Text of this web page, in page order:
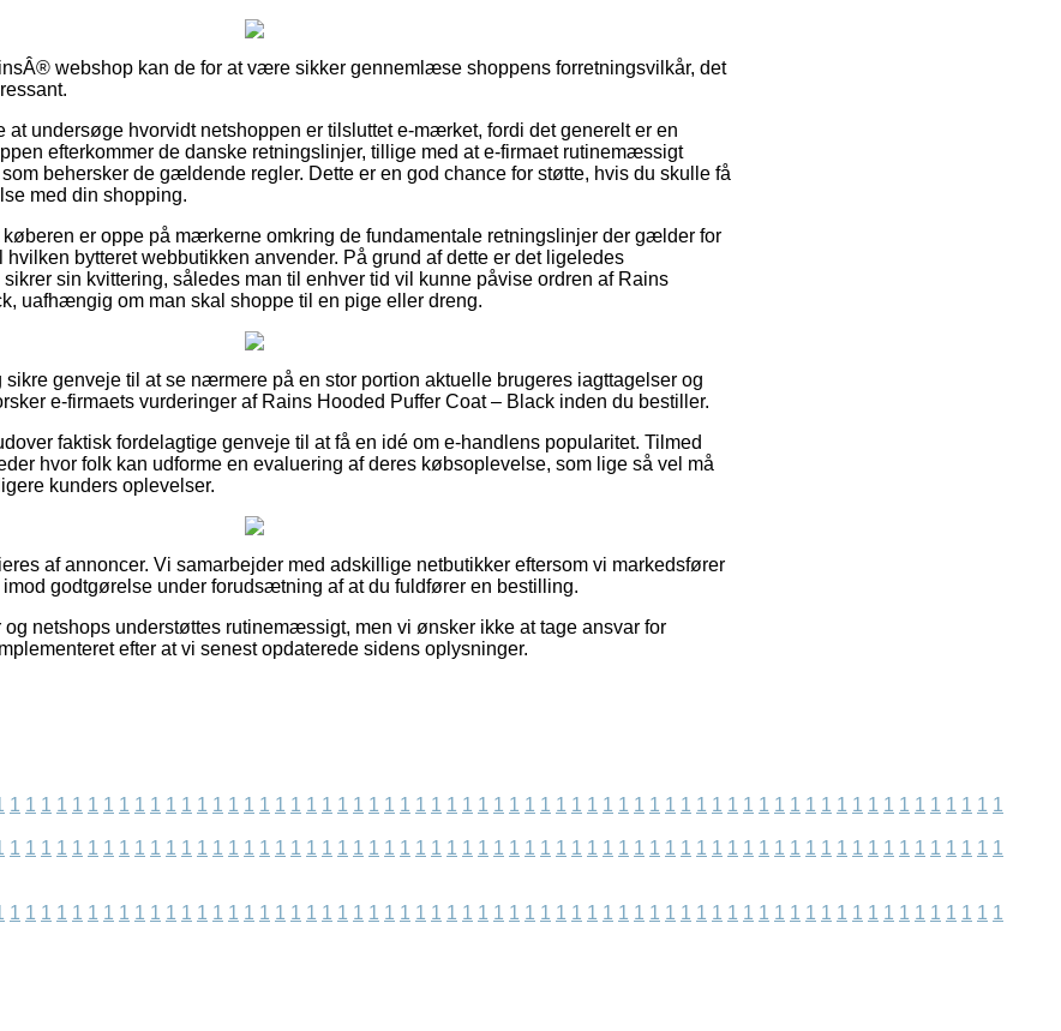
webshop kan de for at være sikker gennemlæse shoppens forretningsvilkår, det
at undersøge hvorvidt netshoppen er tilsluttet e-mærket, fordi det generelt er en
efterkommer de danske retningslinjer, tillige med at e-firmaet rutinemæssigt
behersker de gældende regler. Dette er en god chance for støtte, hvis du skulle få
med din shopping.
er oppe på mærkerne omkring de fundamentale retningslinjer der gælder for
hvilken bytteret webbutikken anvender. På grund af dette er det ligeledes
sin kvittering, således man til enhver tid vil kunne påvise ordren af Rains
uafhængig om man skal shoppe til en pige eller dreng.
genveje til at se nærmere på en stor portion aktuelle brugeres iagttagelser og
e-firmaets vurderinger af Rains Hooded Puffer Coat – Black inden du bestiller.
faktisk fordelagtige genveje til at få en idé om e-handlens popularitet. Tilmed
hvor folk kan udforme en evaluering af deres købsoplevelse, som lige så vel må
kunders oplevelser.
af annoncer. Vi samarbejder med adskillige netbutikker eftersom vi markedsfører
imod godtgørelse under forudsætning af at du fuldfører en bestilling.
netshops understøttes rutinemæssigt, men vi ønsker ikke at tage ansvar for
efter at vi senest opdaterede sidens oplysninger.
1 1 1 1 1 1 1 1 1 1 1 1 1 1 1 1 1 1 1 1 1 1 1 1 1 1 1 1 1 1 1 1 1 1 1 1 1 1 1 1 1 1 1 1 1 1 1 1 1 1 1 1 1 1 1 1 1 1 1 1 1 1 1 1
1 1 1 1 1 1 1 1 1 1 1 1 1 1 1 1 1 1 1 1 1 1 1 1 1 1 1 1 1 1 1 1 1 1 1 1 1 1 1 1 1 1 1 1 1 1 1 1 1 1 1 1 1 1 1 1 1 1 1 1 1 1 1 1
1 1 1 1 1 1 1 1 1 1 1 1 1 1 1 1 1 1 1 1 1 1 1 1 1 1 1 1 1 1 1 1 1 1 1 1 1 1 1 1 1 1 1 1 1 1 1 1 1 1 1 1 1 1 1 1 1 1 1 1 1 1 1 1